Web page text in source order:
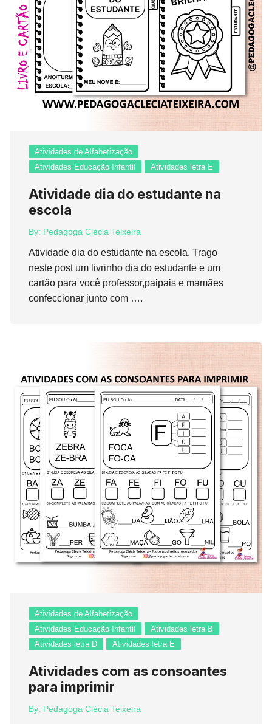
Atividades de Alfabetização
Atividades Educação Infantil
Atividades letra E
Atividade dia do estudante na
escola
By: Pedagoga Clécia Teixeira
Atividade dia do estudante na escola. Trago
neste post um livrinho dia do estudante e um
cartão para você professor,paipais e mamães
confeccionar junto com ….
Atividades de Alfabetização
Atividades Educação Infantil
Atividades letra B
Atividades letra D
Atividades letra E
Atividades com as consoantes
para imprimir
By: Pedagoga Clécia Teixeira